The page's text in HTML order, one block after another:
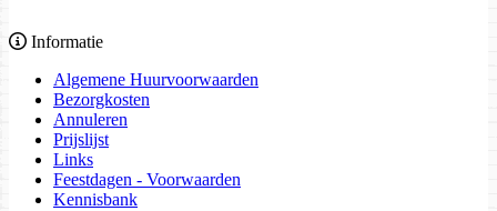
Informatie
Algemene Huurvoorwaarden
Bezorgkosten
Annuleren
Prijslijst
Links
Feestdagen - Voorwaarden
Kennisbank